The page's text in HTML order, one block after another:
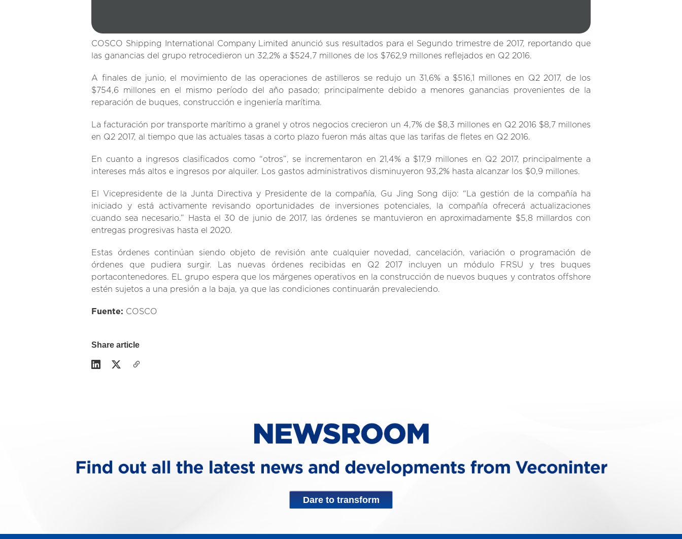
COSCO Shipping International Company Limited anunció sus resultados para el Segundo trimestre de 2017, reportando que
las ganancias del grupo retrocedieron un 32,2% a $524,7 millones de los $762,9 millones reflejados en Q2 2016.
A finales de junio, el movimiento de las operaciones de astilleros se redujo un 31,6% a $516,1 millones en Q2 2017, de los
$754,6 millones en el mismo período del año pasado; principalmente debido a menores ganancias provenientes de la
reparación de buques, construcción e ingeniería marítima.
La facturación por transporte marítimo a granel y otros negocios crecieron un 4,7% de $8,3 millones en Q2 2016 $8,7 millones
en Q2 2017, al tiempo que las actuales tasas a corto plazo fueron más altas que las tarifas de fletes en Q2 2016.
En cuanto a ingresos clasificados como “otros”, se incrementaron en 21,4% a $17,9 millones en Q2 2017, principalmente a
intereses más altos e ingresos por alquiler. Los gastos administrativos disminuyeron 93,2% hasta alcanzar los $0,9 millones.
El Vicepresidente de la Junta Directiva y Presidente de la compañía, Gu Jing Song dijo: “La gestión de la compañía ha
iniciado y está activamente revisando oportunidades de inversiones potenciales, la compañía ofrecerá actualizaciones
cuando sea necesario.” Hasta el 30 de junio de 2017, las órdenes se mantuvieron en aproximadamente $5,8 millardos con
entregas progresivas hasta el 2020.
Estas órdenes continúan siendo objeto de revisión ante cualquier novedad, cancelación, variación o programación de
órdenes que pudiera surgir. Las nuevas órdenes recibidas en Q2 2017 incluyen un módulo FRSU y tres buques
portacontenedores. EL grupo espera que los márgenes operativos en la construcción de nuevos buques y contratos offshore
estén sujetos a una presión a la baja, ya que las condiciones continuarán prevaleciendo.
Fuente: COSCO
Share article
Dare to transform